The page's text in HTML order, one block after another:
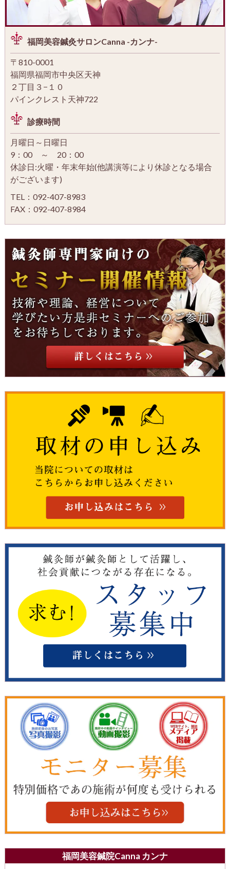
福岡美容鍼灸サロンCanna -カンナ-
〒810-0001
福岡県福岡市中央区天神
２丁目３−１０
パインクレスト天神722
診療時間
月曜日～日曜日
9：00 ～ 20：00
休診日:火曜・年末年始(他講演等により休診となる場合
がございます)
TEL：092-407-8983
FAX：092-407-8984
福岡美容鍼院Canna カンナ